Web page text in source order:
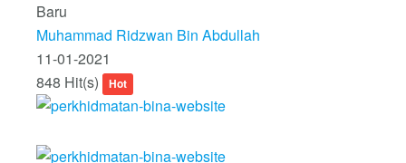
Baru
Muhammad Ridzwan Bin Abdullah
11-01-2021
848 Hit(s)
Hot